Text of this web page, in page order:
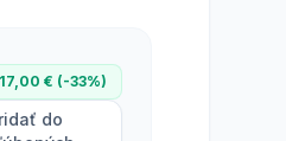
€ (-33%)
do